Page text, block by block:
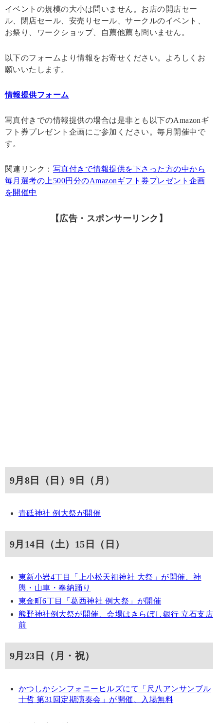
イベントの規模の大小は問いません。お店の開店セー
ル、閉店セール、安売りセール、サークルのイベント、
お祭り、ワークショップ、自薦他薦も問いません。
以下のフォームより情報をお寄せください。よろしくお
願いいたします。
情報提供フォーム
写真付きでの情報提供の場合は是非とも以下のAmazonギ
フト券プレゼント企画にご参加ください。毎月開催中で
す。
関連リンク： 写真付きで情報提供を下さった方の中から
毎月選考の上500円分のAmazonギフト券プレゼント企画
を開催中
【広告・スポンサーリンク】
9月8日（日）9日（月）
青砥神社 例大祭が開催
9月14日（土）15日（日）
東新小岩4丁目「上小松天祖神社 大祭」が開催、神
輿・山車・奉納踊り
東金町6丁目「葛西神社 例大祭」が開催
熊野神社例大祭が開催、会場はきらぼし銀行 立石支店
前
9月23日（月・祝）
かつしかシンフォニーヒルズにて「尺八アンサンブル
十哲 第31回定期演奏会」が開催、入場無料